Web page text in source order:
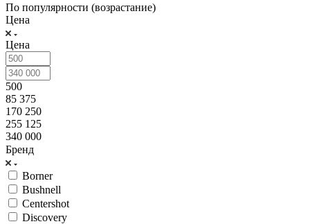
По популярности (возрастание)
Цена
Цена
500
85 375
170 250
255 125
340 000
Бренд
Borner
Bushnell
Centershot
Discovery